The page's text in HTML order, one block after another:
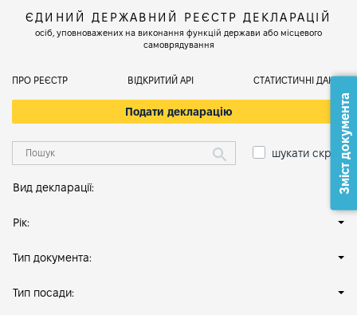
ЄДИНИЙ ДЕРЖАВНИЙ РЕЄСТР ДЕКЛАРАЦІЙ
осіб, уповноважених на виконання функцій держави або місцевого
самоврядування
ПРО РЕЄСТР ВІДКРИТИЙ АРІ СТАТИСТИЧНІ ДАНІ
Подати декларацію
шукати скрізь
Вид декларації:
Рік:
Тип документа:
Тип посади:
Зміст документа